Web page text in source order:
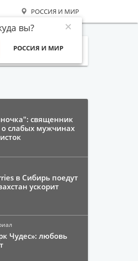
РОССИЯ И МИР
вы?
РОССИЯ И МИР
священник
слабых мужчинах
в Сибирь поедут
ускорит
Чудес»: любовь